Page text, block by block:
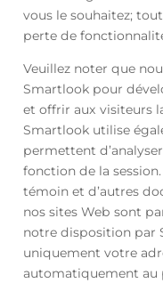
vous le souhaitez;
perte de
Veuillez noter que
Smartlook pour
et offrir aux visiteurs
Smartlook utilise
permettent
fonction de la
témoin et d’autres
nos sites Web sont
notre disposition par
uniquement votre
automatiquement au